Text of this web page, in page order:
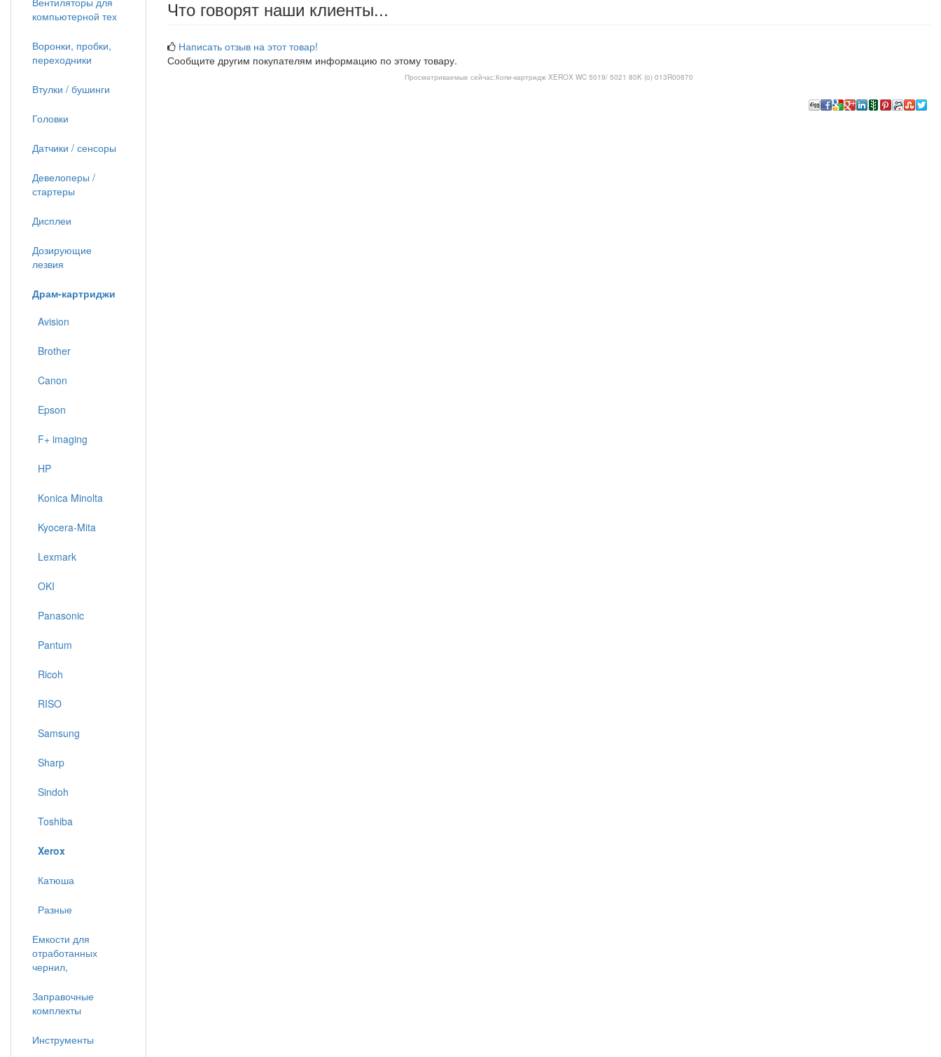
Что говорят наши клиенты...
Написать отзыв на этот товар!
Сообщите другим покупателям информацию по этому товару.
Просматриваемые сейчас:Копи-картридж XEROX WC 5019/ 5021 80K (o) 013R00670
компьютерной тех
Воронки, пробки,
переходники
Втулки / бушинги
Головки
Датчики / сенсоры
Девелоперы /
стартеры
Дисплеи
Дозирующие
лезвия
Драм-картриджи
Avision
Brother
Canon
Epson
F+ imaging
HP
Konica Minolta
Kyocera-Mita
Lexmark
OKI
Panasonic
Pantum
Ricoh
RISO
Samsung
Sharp
Sindoh
Toshiba
Xerox
Катюша
Разные
Емкости для
отработанных
чернил,
Заправочные
комплекты
Инструменты